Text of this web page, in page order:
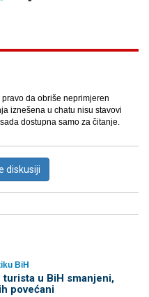
da obriše neprimjeren
iznešena u chatu nisu stavovi
dostupna samo za čitanje.
diskusiji
BiH
u BiH smanjeni,
povećani